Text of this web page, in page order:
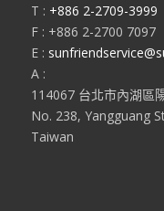
T : +886 2-2709-3999
F : +886 2-2700 7097
E :
A :
114067 台北市內湖區
No. 238, Yangguang
Taiwan